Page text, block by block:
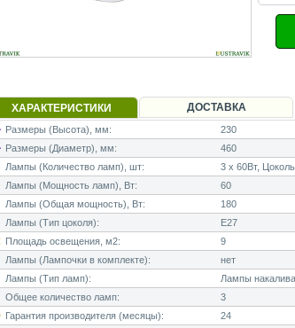
ХАРАКТЕРИСТИКИ ДОСТАВКА
Размеры (Высота), мм:
230
Размеры (Диаметр), мм:
460
Лампы (Количество ламп), шт:
3 x 60Вт,
Лампы (Мощность ламп), Вт:
60
Лампы (Общая мощность), Вт:
180
Лампы (Тип цоколя):
E27
Площадь освещения, м2:
9
Лампы (Лампочки в комплекте):
нет
Лампы (Тип ламп):
Лампы
Общее количество ламп:
3
Гарантия производителя (месяцы):
24